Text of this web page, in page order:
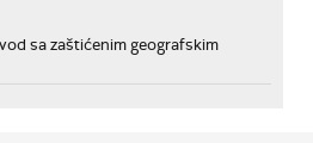
sa zaštićenim geografskim